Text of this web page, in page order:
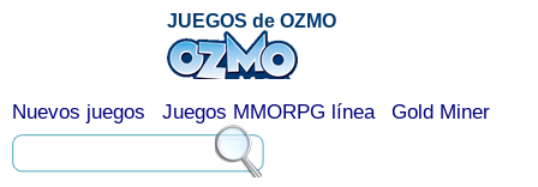
JUEGOS de OZMO
Nuevos juegos Juegos MMORPG línea Gold Miner